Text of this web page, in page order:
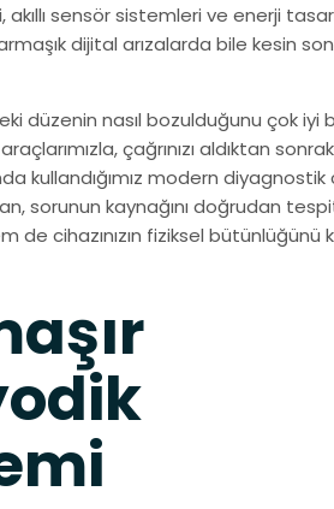
sensör sistemleri ve enerji
dijital arızalarda bile kesin
düzenin nasıl bozulduğunu çok iyi
çağrınızı aldıktan
kullandığımız modern diyagnostik
sorunun kaynağını doğrudan
de cihazınızın fiziksel bütünlüğünü